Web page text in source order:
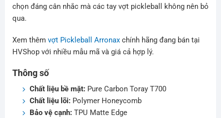
chọn đáng cân nhắc mà các tay vợt pickleball không nên bỏ
qua.
Xem thêm vợt Pickleball Arronaxchính hãng đang bán tại
HVShop với nhiều mẫu mã và giá cả hợp lý.
Thông số
Chất liệu bề mặt:Pure Carbon Toray T700
Chất liệu lõi:Polymer Honeycomb
Bảo vệ cạnh:TPU Matte Edge